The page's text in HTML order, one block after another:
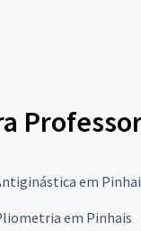
em
em Pinhais